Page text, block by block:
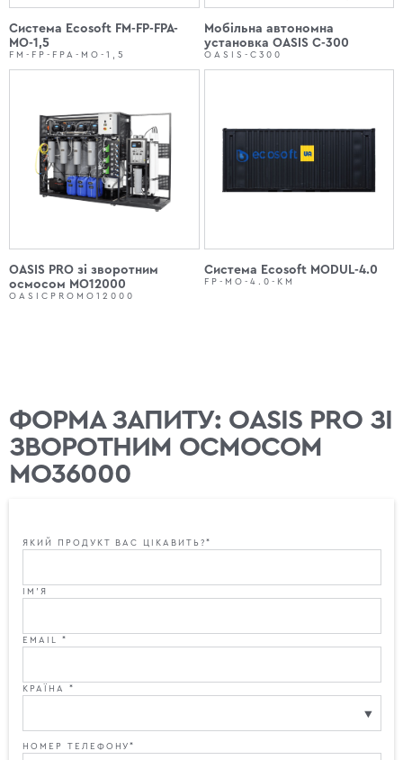
Система Еcosoft FM-FP-FPA-
MO-1,5
FM-FP-FPA-MO-1,5
Мобільна автономна
установка OASIS С-300
OASIS-C300
OASIS PRO зі зворотним
осмосом МО12000
OASICPROMO12000
Система Еcosoft MODUL-4.0
FP-MO-4.0-KM
ФОРМА ЗАПИТУ: OASIS PRO ЗІ
ЗВОРОТНИМ ОСМОСОМ
МО36000
ЯКИЙ ПРОДУКТ ВАС ЦІКАВИТЬ?*
ІМ'Я
EMAIL *
КРАЇНА *
НОМЕР ТЕЛЕФОНУ*